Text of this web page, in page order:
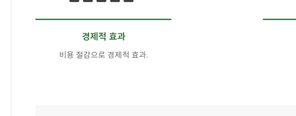
경제적 효과
비용 절감으로 경제적 효과.